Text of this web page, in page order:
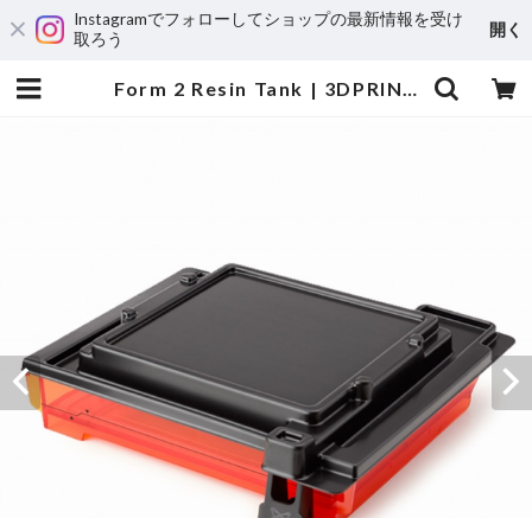
Instagramでフォローしてショップの最新情報を受け
取ろう
開く
Form 2 Resin Tank | 3DPRINTER SHOP id.arts